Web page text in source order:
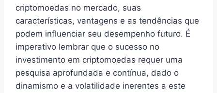
criptomoedas no mercado, suas
características, vantagens e as tendências que
podem influenciar seu desempenho futuro. É
imperativo lembrar que o sucesso no
investimento em criptomoedas requer uma
pesquisa aprofundada e contínua, dado o
dinamismo e a volatilidade inerentes a este